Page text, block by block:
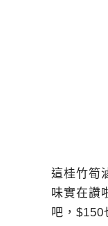
這桂竹筍
味實在讚
吧，$150